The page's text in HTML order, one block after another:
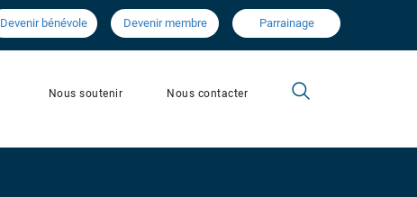
Devenir bénévole Devenir membre Parrainage
Nous soutenir Nous contacter